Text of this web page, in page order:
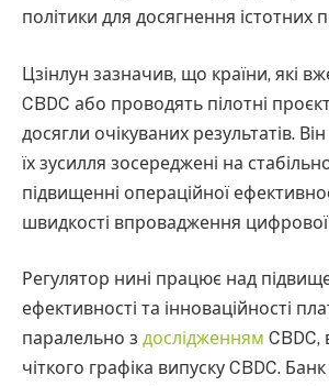
політики для досягнення істотних
Цзінлун зазначив, що країни, які
CBDC або проводять пілотні
досягли очікуваних результатів.
їх зусилля зосереджені на
підвищенні операційної
швидкості впровадження
Регулятор нині працює над
ефективності та інноваційності
паралельно з дослідженням CBDC,
чіткого графіка випуску CBDC.